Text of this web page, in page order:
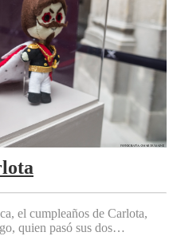
el cumpleaños de Carlota,
quien pasó sus dos…